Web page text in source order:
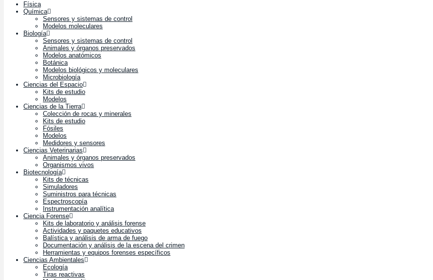
Física
Química
Sensores y sistemas de control
Modelos moleculares
Biología
Sensores y sistemas de control
Animales y órganos preservados
Modelos anatómicos
Botánica
Modelos biológicos y moleculares
Microbiología
Ciencias del Espacio
Kits de estudio
Modelos
Ciencias de la Tierra
Colección de rocas y minerales
Kits de estudio
Fósiles
Modelos
Medidores y sensores
Ciencias Veterinarias
Animales y órganos preservados
Organismos vivos
Biotecnología
Kits de técnicas
Simuladores
Suministros para técnicas
Espectroscopía
Instrumentación analítica
Ciencia Forense
Kits de laboratorio y análisis forense
Actividades y paquetes educativos
Balística y análisis de arma de fuego
Documentación y análisis de la escena del crimen
Herramientas y equipos forenses específicos
Ciencias Ambientales
Ecología
Tiras reactivas